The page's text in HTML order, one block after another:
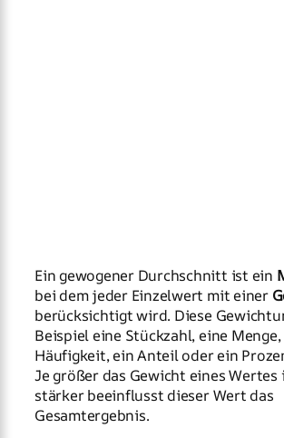
Ein gewogener Durchschnitt ist ein
bei dem jeder Einzelwert mit einer
berücksichtigt wird. Diese
Beispiel eine Stückzahl, eine Menge,
Häufigkeit, ein Anteil oder ein
Je größer das Gewicht eines Wertes
stärker beeinflusst dieser Wert das
Gesamtergebnis.